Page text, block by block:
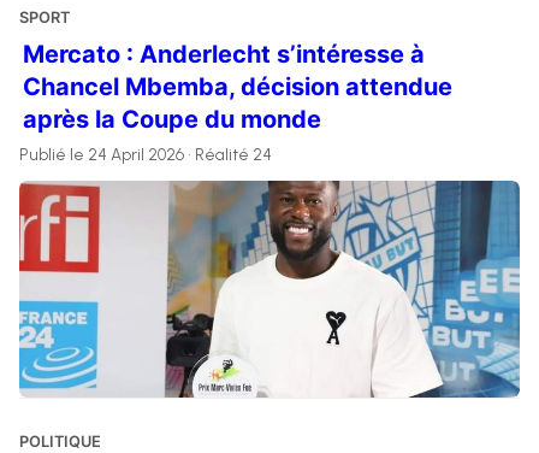
SPORT
Mercato : Anderlecht s’intéresse à
Chancel Mbemba, décision attendue
après la Coupe du monde
Publié le 24 April 2026 • Réalité 24
POLITIQUE